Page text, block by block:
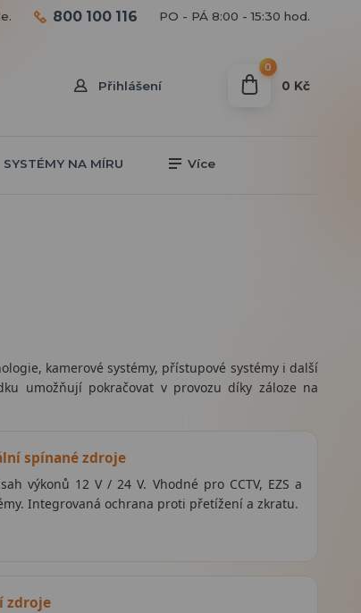
Přihlášení
800 100 116 PO - PÁ 8:00 - 15:30 hod.
0
0 Kč
SYSTÉMY NA MÍRU Více
kamerové systémy, přístupové systémy i další
umožňují pokračovat v provozu díky záloze na
spínané zdroje
výkonů 12 V / 24 V. Vhodné pro CCTV, EZS a
Integrovaná ochrana proti přetížení a zkratu.
zdroje